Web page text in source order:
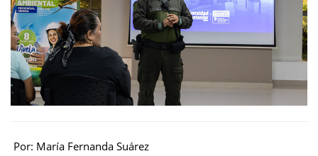
Por: María Fernanda Suárez